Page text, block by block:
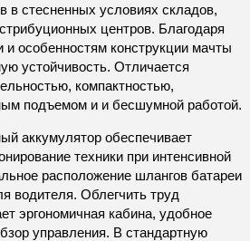
в стесненных условиях складов,
центров. Благодаря
и особенностям конструкции мачты
устойчивость. Отличается
компактностью,
подъемом и и бесшумной работой.
аккумулятор обеспечивает
техники при интенсивной
расположение шлангов батареи
водителя. Облегчить труд
эргономичная кабина, удобное
управления. В стандартную